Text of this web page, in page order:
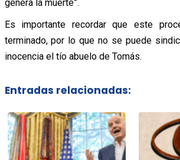
genera la muerte”.
Es importante recordar que este
terminado, por lo que no se puede
inocencia el tío abuelo de Tomás.
Entradas relacionadas: